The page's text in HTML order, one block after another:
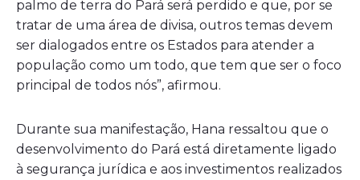
palmo de terra do Pará será perdido e que, por se
tratar de uma área de divisa, outros temas devem
ser dialogados entre os Estados para atender a
população como um todo, que tem que ser o foco
principal de todos nós”, afirmou.
Durante sua manifestação, Hana ressaltou que o
desenvolvimento do Pará está diretamente ligado
à segurança jurídica e aos investimentos realizados